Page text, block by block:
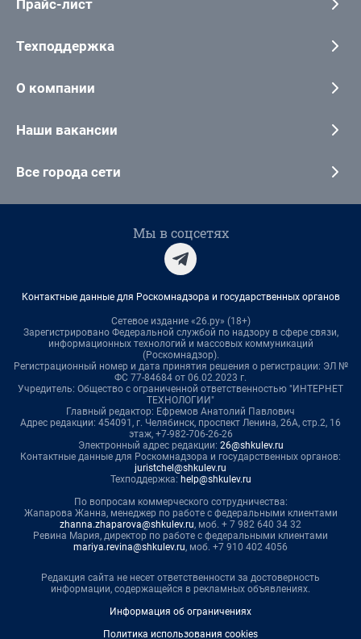
Прайс-лист
Техподдержка
О компании
Наши вакансии
Все города сети
Мы в соцсетях
Контактные данные для Роскомнадзора и государственных органов
Сетевое издание «26.ру» (18+)
Зарегистрировано Федеральной службой по надзору в сфере связи,
информационных технологий и массовых коммуникаций
(Роскомнадзор).
Регистрационный номер и дата принятия решения о регистрации: ЭЛ №
ФС 77-84684 от 06.02.2023 г.
Учредитель: Общество с ограниченной ответственностью "ИНТЕРНЕТ
ТЕХНОЛОГИИ"
Главный редактор: Ефремов Анатолий Павлович
Адрес редакции: 454091, г. Челябинск, проспект Ленина, 26А, стр.2, 16
этаж, +7-982-706-26-26
Электронный адрес редакции: 26@shkulev.ru
Контактные данные для Роскомнадзора и государственных органов:
juristchel@shkulev.ru
Техподдержка: help@shkulev.ru
По вопросам коммерческого сотрудничества:
Жапарова Жанна, менеджер по работе с федеральными клиентами
zhanna.zhaparova@shkulev.ru, моб. + 7 982 640 34 32
Ревина Мария, директор по работе с федеральными клиентами
mariya.revina@shkulev.ru, моб. +7 910 402 4056
Редакция сайта не несет ответственности за достоверность
информации, содержащейся в рекламных объявлениях.
Информация об ограничениях
Политика использования cookies